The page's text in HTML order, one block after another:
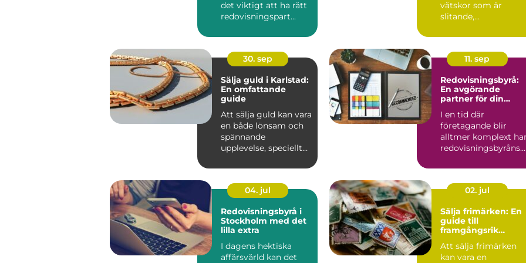
det viktigt att ha rätt
redovisningspart...
vätskor som är
slitande,
30. sep
Sälja guld i Karlstad:
En omfattande
guide
Att sälja guld kan vara
en både lönsam och
spännande
upplevelse, speciellt
11. sep
Redovisningsbyrå:
En avgörande
partner för din
I en tid där
företagande blir
alltmer komplext
redovisningsbyråns
04. jul
Redovisningsbyrå i
Stockholm med det
lilla extra
I dagens hektiska
affärsvärld kan det
02. jul
Sälja frimärken: En
guide till
framgångsrik
Att sälja frimärken
kan vara en